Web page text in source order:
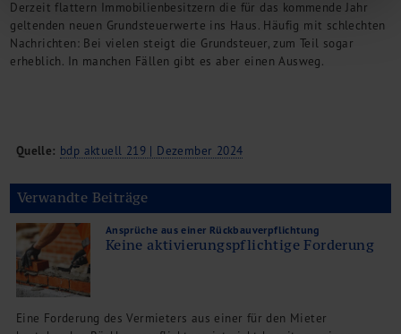
Derzeit flattern Immobilienbesitzern die für das kommende Jahr
geltenden neuen Grundsteuerwerte ins Haus. Häufig mit schlechten
Nachrichten: Bei vielen steigt die Grundsteuer, zum Teil sogar
erheblich. In manchen Fällen gibt es aber einen Ausweg.
Quelle: bdp aktuell 219 | Dezember 2024
Verwandte Beiträge
Ansprüche aus einer Rückbauverpflichtung
Keine aktivierungspflichtige Forderung
Eine Forderung des Vermieters aus einer für den Mieter